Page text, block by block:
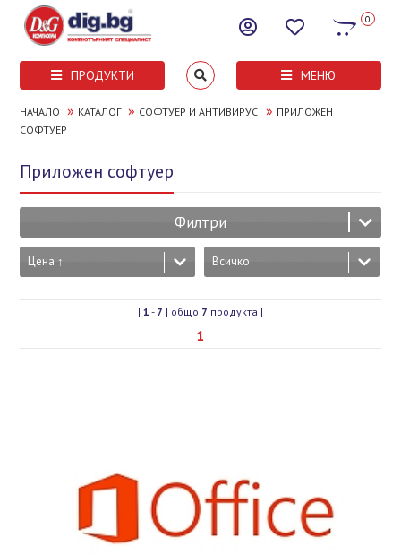
0
ПРОДУКТИ МЕНЮ
НАЧАЛО » КАТАЛОГ » СОФТУЕР И АНТИВИРУС » ПРИЛОЖЕН
СОФТУЕР
Приложен софтуер
Филтри
Цена ↑ Всичко
| 1 - 7 | общо 7 продукта |
1